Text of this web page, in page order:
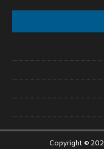
Copyright ©